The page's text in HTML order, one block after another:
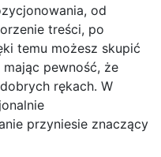
od
treści, po
temu możesz skupić
pewność, że
rękach. W
przyniesie znaczący